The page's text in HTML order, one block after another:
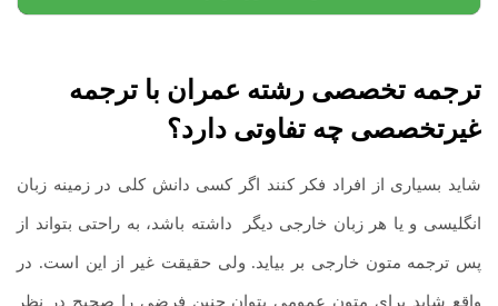
ترجمه تخصصی رشته عمران با ترجمه
غیرتخصصی چه تفاوتی دارد؟
شاید بسیاری از افراد فکر کنند اگر کسی دانش کلی در زمینه زبان
انگلیسی و یا هر زبان خارجی دیگر داشته باشد، به راحتی بتواند از
پس ترجمه متون خارجی بر بیاید. ولی حقیقت غیر از این است. در
واقع شاید برای متون عمومی بتوان چنین فرضی را صحیح در نظر